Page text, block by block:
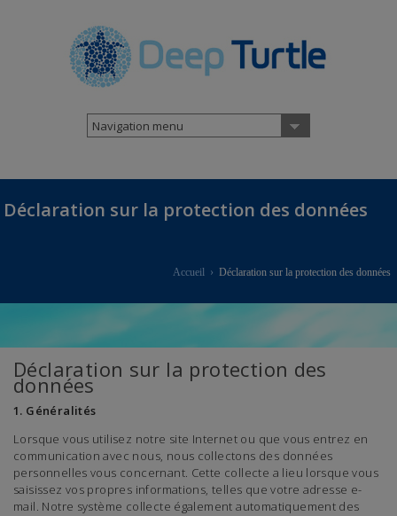
Navigation menu
Déclaration sur la protection des données
Accueil› Déclaration sur la protection des données
Déclaration sur la protection des
données
1. Généralités
Lorsque vous utilisez notre site Internet ou que vous entrez en
communication avec nous, nous collectons des données
personnelles vous concernant. Cette collecte a lieu lorsque vous
saisissez vos propres informations, telles que votre adresse e-
mail. Notre système collecte également automatiquement des